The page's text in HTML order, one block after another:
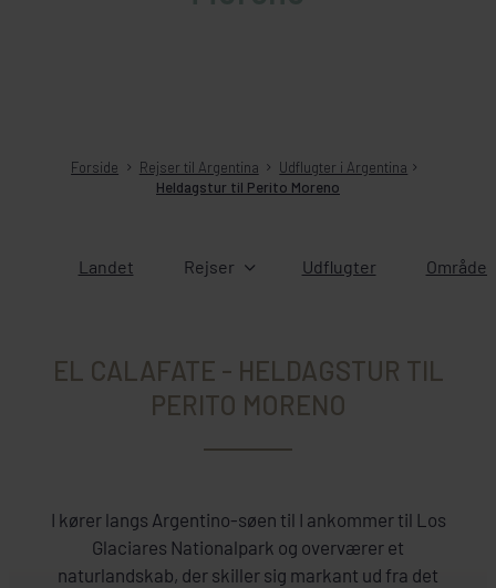
Forside Rejser til Argentina
Udflugter i Argentina
Heldagstur til Perito Moreno
Landet Rejser Udflugter
EL CALAFATE - HELDAGSTUR TIL
PERITO MORENO
I kører langs Argentino-søen til I ankommer til Los
Glaciares Nationalpark og overværer et
naturlandskab, der skiller sig markant ud fra det